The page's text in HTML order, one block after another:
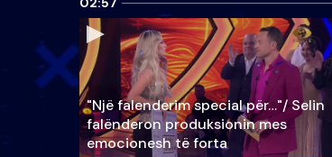
"Një falenderim special për…"/ Selin
falënderon produksionin mes
emocionesh të forta